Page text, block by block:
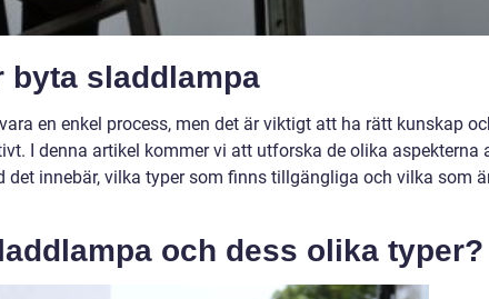
byta sladdlampa
en enkel process, men det är viktigt att ha rätt kunskap
I denna artikel kommer vi att utforska de olika aspekterna
det innebär, vilka typer som finns tillgängliga och vilka som
och dess olika typer?